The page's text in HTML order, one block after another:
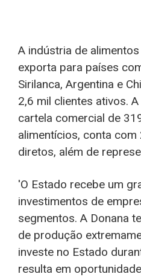
A indústria de
exporta para países
Sirilanca, Argentina e
2,6 mil clientes ativos.
cartela comercial de
alimentícios, conta
diretos, além de
'O Estado recebe um
investimentos de
segmentos. A Donana
de produção
investe no Estado
resulta em